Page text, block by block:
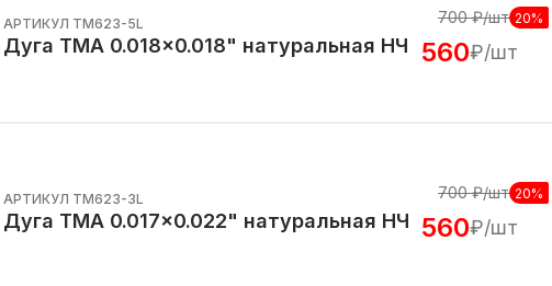
АРТИКУЛ TM623-5L
Дуга TMA 0.018x0.018" натуральная НЧ
700₽/шт 20%
560₽/шт
АРТИКУЛ TM623-3L
Дуга TMA 0.017x0.022" натуральная НЧ
700₽/шт 20%
560₽/шт